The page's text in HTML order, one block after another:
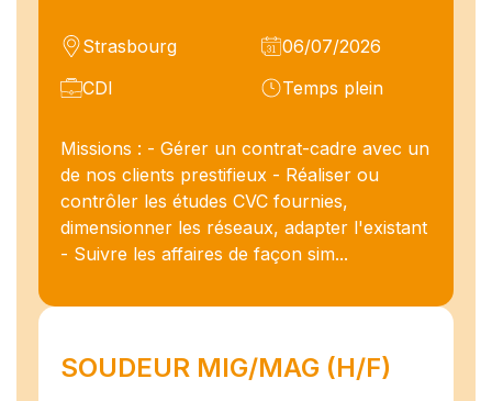
Strasbourg
06/07/2026
CDI
Temps plein
Missions : - Gérer un contrat-cadre avec un
de nos clients prestifieux - Réaliser ou
contrôler les études CVC fournies,
dimensionner les réseaux, adapter l'existant
- Suivre les affaires de façon sim...
SOUDEUR MIG/MAG (H/F)